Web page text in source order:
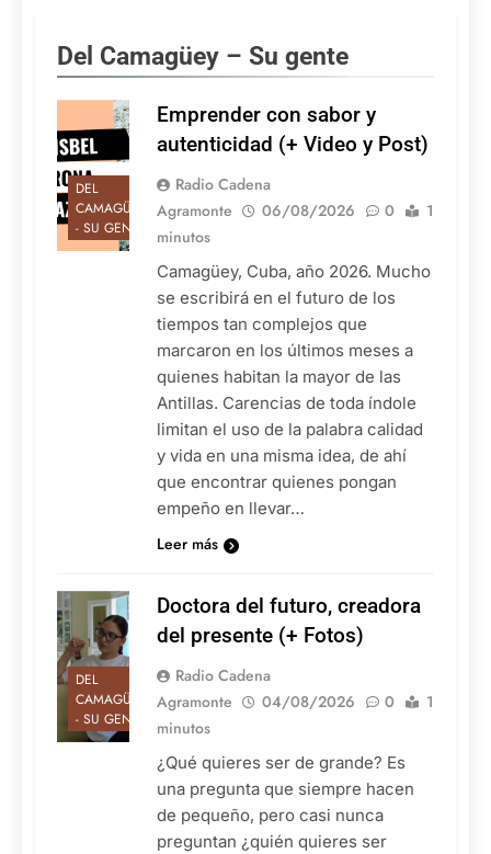
Del Camagüey – Su gente
DEL
CAMAGÜEY
- SU GENTE
Emprender con sabor y
autenticidad (+ Video y Post)
Radio Cadena
Agramonte
06/08/2026 0
1
minutos
Camagüey, Cuba, año 2026. Mucho
se escribirá en el futuro de los
tiempos tan complejos que
marcaron en los últimos meses a
quienes habitan la mayor de las
Antillas. Carencias de toda índole
limitan el uso de la palabra calidad
y vida en una misma idea, de ahí
que encontrar quienes pongan
empeño en llevar…
Leer más
DEL
CAMAGÜEY
- SU GENTE
Doctora del futuro, creadora
del presente (+ Fotos)
Radio Cadena
Agramonte
04/08/2026 0
1
minutos
¿Qué quieres ser de grande? Es
una pregunta que siempre hacen
de pequeño, pero casi nunca
preguntan ¿quién quieres ser